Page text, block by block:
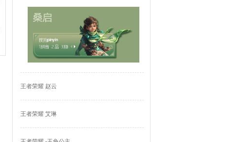
王者荣耀 赵云
王者荣耀 艾琳